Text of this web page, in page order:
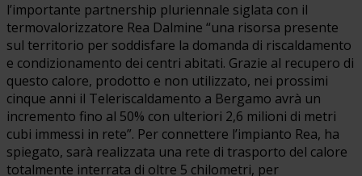
l’importante partnership pluriennale siglata con il
termovalorizzatore Rea Dalmine “una risorsa presente
sul territorio per soddisfare la domanda di riscaldamento
e condizionamento dei centri abitati. Grazie al recupero di
questo calore, prodotto e non utilizzato, nei prossimi
cinque anni il Teleriscaldamento a Bergamo avrà un
incremento fino al 50% con ulteriori 2,6 milioni di metri
cubi immessi in rete”. Per connettere l’impianto Rea, ha
spiegato, sarà realizzata una rete di trasporto del calore
totalmente interrata di oltre 5 chilometri, per